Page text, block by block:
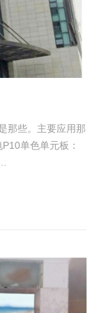
那些。主要应用那